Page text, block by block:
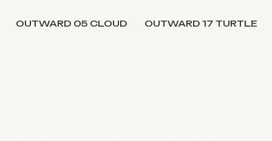
OUTWARD 05 CLOUD OUTWARD 17 TURTLE